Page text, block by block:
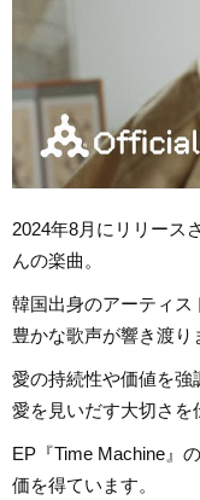
2024年8月にリリース
んの楽曲。
韓国出身のアーティ
豊かな歌声が響き渡り
愛の持続性や価値を強
愛を見いだす大切さを
EP『Time Machine』
価を得ています。